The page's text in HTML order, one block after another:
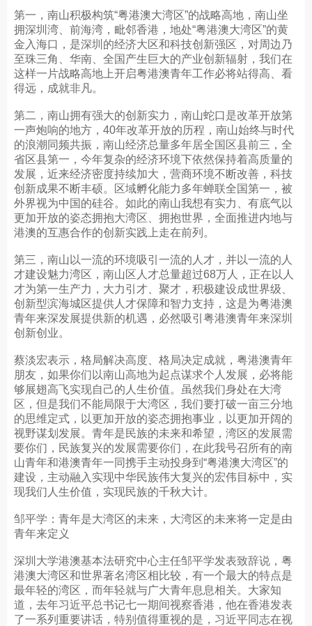
第一，南山积极构筑“粤港澳大湾区”的战略高地，南山坐
拥深圳湾、前海湾，毗邻香港，地处“粤港澳大湾区”的黄
金入海口，是深圳的经济大区和科技创新强区，对周边乃
至珠三角、华南、全国产生巨大的产业创新辐射，我们在
这样一片战略高地上开启粤港澳青年工作必将站得高、看
得远，成就非凡。
第二，南山拥有强大的创新实力，南山蛇口是改革开放第
一声炮响的地方，40年改革开放的历程，南山始终与时代
的浪潮同频共振，南山经济总量多年居全国区县前三，全
省区县第一，今年复杂的经济环境下依然保持着高质量的
发展，近来经济密度持续加大，营商环境不断改善，科技
创新成果不断丰硕。区域孵化能力多年蝉联全国第一，被
外界视为中国的硅谷。如此的南山我想有实力、有底气以
更加开放的姿态拥抱大湾区、拥抱世界，全面推进内地与
港澳的互惠合作的创新实践上走在前列。
第三，南山以一流的环境吸引一流的人才，并以一流的人
才建设魅力湾区，南山区人才总量超过68万人，正在以人
才为第一生产力，大力引才、聚才，积极建设成世界级、
创新型滨海城区提供人才保障和智力支持，这是为粤港澳
青年来深发展提供新的机遇，必然吸引粤港澳青年来深圳
创新创业。
蔡淡宏表示，格局解决高度、格局决定成就，粤港澳青年
朋友，如果你们以南山高地为起点谋求个人发展，必将能
够展翅高飞实现自己的人生价值。虽然我们身处在大湾
区，但是我们不能局限于大湾区，我们要打破一亩三分地
的思维定式，以更加开放的姿态拥抱事业，以更加开阔的
视野谋划发展。青年是民族的未来和希望，湾区的发展需
要你们，民族复兴的发展需要你们，在此我号召所有的南
山青年和港澳青年一同携手主动投身到“粤港澳大湾区”的
建设，主动融入实现中华民族伟大复兴的宏伟目标中，实
现我们人生价值，实现民族的千秋大计。
邹平学：青年是大湾区的未来，大湾区的未来将一定是由
青年来定义
深圳大学港澳基本法研究中心主任邹平学发表致辞说，粤
港澳大湾区和世界著名湾区相比较，有一个最大的特点是
最年轻的湾区，而年轻就与广大青年息息相关。大家知
道，去年习近平总书记七一期间视察香港，他在香港发表
了一系列重要讲话，特别值得重视的是，习近平同志在视